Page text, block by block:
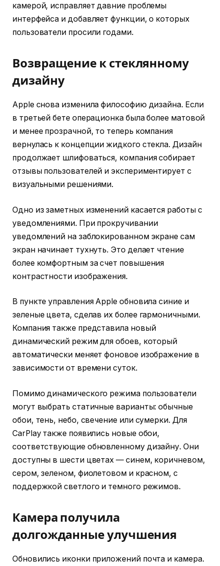
камерой, исправляет давние проблемы
интерфейса и добавляет функции, о которых
пользователи просили годами.
Возвращение к стеклянному
дизайну
Apple снова изменила философию дизайна. Если
в третьей бете операционка была более матовой
и менее прозрачной, то теперь компания
вернулась к концепции жидкого стекла. Дизайн
продолжает шлифоваться, компания собирает
отзывы пользователей и экспериментирует с
визуальными решениями.
Одно из заметных изменений касается работы с
уведомлениями. При прокручивании
уведомлений на заблокированном экране сам
экран начинает тухнуть. Это делает чтение
более комфортным за счет повышения
контрастности изображения.
В пункте управления Apple обновила синие и
зеленые цвета, сделав их более гармоничными.
Компания также представила новый
динамический режим для обоев, который
автоматически меняет фоновое изображение в
зависимости от времени суток.
Помимо динамического режима пользователи
могут выбрать статичные варианты: обычные
обои, тень, небо, свечение или сумерки. Для
CarPlay также появились новые обои,
соответствующие обновленному дизайну. Они
доступны в шести цветах — синем, коричневом,
сером, зеленом, фиолетовом и красном, с
поддержкой светлого и темного режимов.
Камера получила
долгожданные улучшения
Обновились иконки приложений почта и камера.